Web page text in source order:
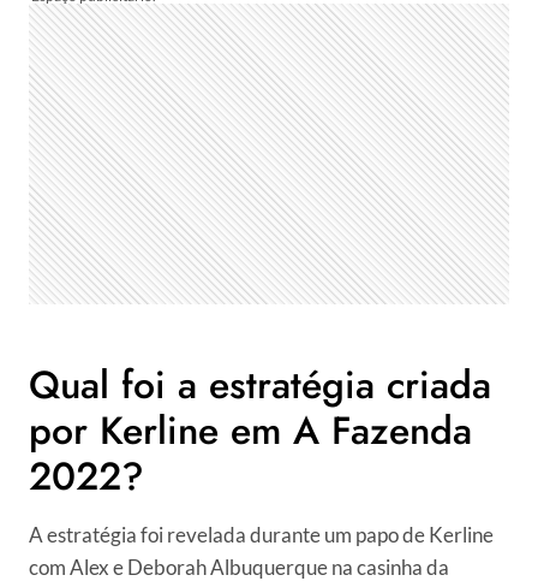
Qual foi a estratégia criada
por Kerline em A Fazenda
2022?
A estratégia foi revelada durante um papo de Kerline
com Alex e Deborah Albuquerque na casinha da